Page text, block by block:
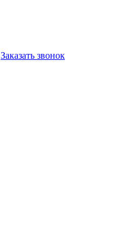
Заказать звонок